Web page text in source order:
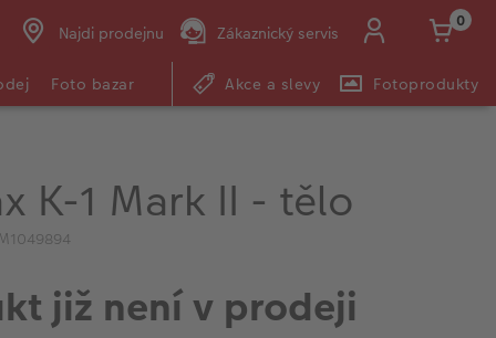
Najdi prodejnu Zákaznický servis
0
Foto bazar Akce a slevy Fotoprodukty
K-1 Mark II - tělo
již není v prodeji